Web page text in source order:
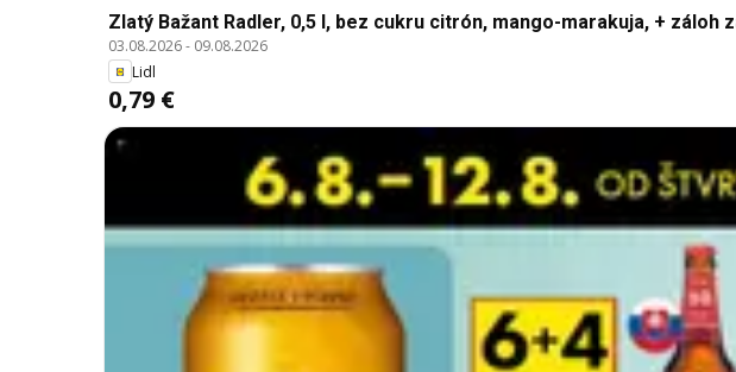
Zlatý Bažant Radler, 0,5 l, bez cukru citrón, mango-marakuja, + záloh
03.08.2026- 09.08.2026
Lidl
0,79 €